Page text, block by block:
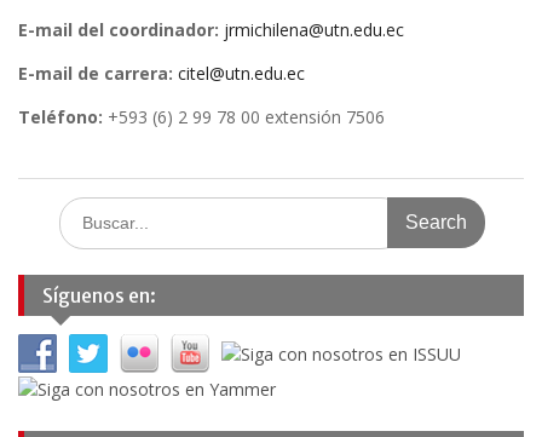
E-mail del coordinador: jrmichilena@utn.edu.ec
E-mail de carrera: citel@utn.edu.ec
Teléfono: +593 (6) 2 99 78 00 extensión 7506
Search
for:
Síguenos en: